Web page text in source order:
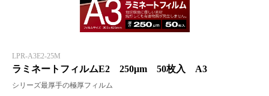
LPR-A3E2-25M
ラミネートフィルムE2 250μm 50枚入 A3
シリーズ最厚手の極厚フィルム